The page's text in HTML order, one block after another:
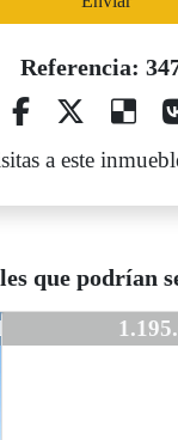
Referencia:
a este
que podrían
1.195.000 €